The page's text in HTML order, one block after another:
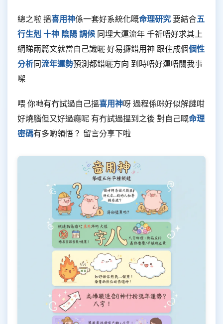
總之啦 搵喜用神係一套好系統化嘅命理研究要結合五
行生剋十神 陰陽調候 同埋大運流年 千祈唔好求其上
網睇兩篇文就當自己識曬 好易攞錯用神 跟住成個個性
分析同流年運勢預測都錯曬方向 到時唔好運唔關我事
㗎
喂 你哋有冇試過自己搵喜用神呀 過程係咪好似解謎咁
好燒腦但又好過癮呢 有冇試過搵到之後 對自己嘅命理
密碼有多啲領悟？ 留言分享下啦